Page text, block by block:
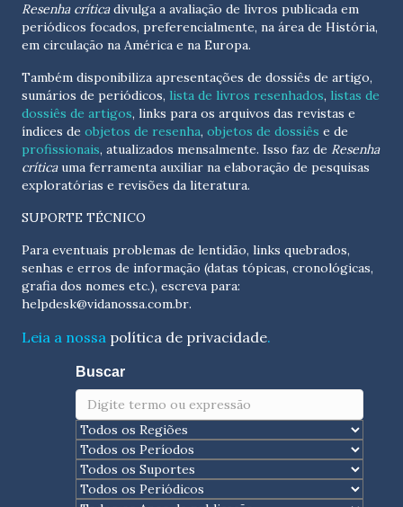
Resenha críticadivulga a avaliação de livros publicada em
periódicos focados, preferencialmente, na área de História,
em circulação na América e na Europa.
Também disponibiliza apresentações de dossiês de artigo,
sumários de periódicos, lista de livros resenhados, listas de
dossiês de artigos, links para os arquivos das revistas e
índices de objetos de resenha, objetos de dossiês e de
profissionais, atualizados mensalmente. Isso faz de Resenha
críticauma ferramenta auxiliar na elaboração de pesquisas
exploratórias e revisões da literatura.
SUPORTE TÉCNICO
Para eventuais problemas de lentidão, links quebrados,
senhas e erros de informação (datas tópicas, cronológicas,
helpdesk@vidanossa.com.br.
Leia a nossa política de privacidade.
Buscar